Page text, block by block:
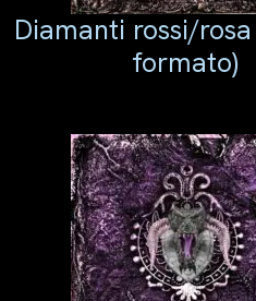
Diamanti rossi/rosa
formato)